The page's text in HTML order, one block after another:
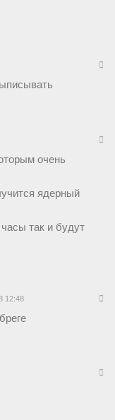
очень
ядерный
так и будут
12:48